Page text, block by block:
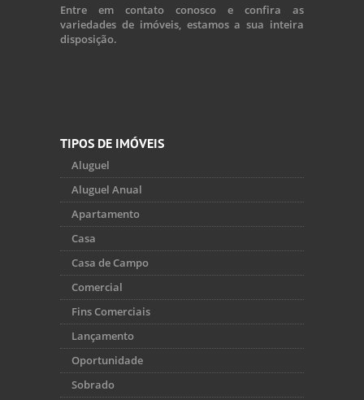
Entre em contato conosco e confira as
variedades de imóveis, estamos a sua inteira
disposição.
TIPOS DE IMÓVEIS
Aluguel
Aluguel Anual
Apartamento
Casa
Casa de Campo
Comercial
Fins Comerciais
Lançamento
Oportunidade
Sobrado